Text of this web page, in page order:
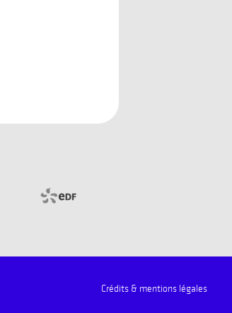
Crédits & mentions légales